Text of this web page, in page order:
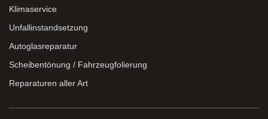
Klimaservice
Unfallinstandsetzung
Autoglasreparatur
Scheibentönung / Fahrzeugfolierung
Reparaturen aller Art